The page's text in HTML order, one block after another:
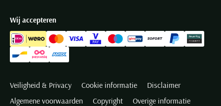
Wij accepteren
Veiligheid & Privacy Cookie informatie
Disclaimer
Algemene voorwaarden
Copyright Overige informatie